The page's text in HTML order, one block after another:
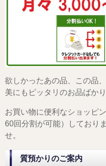
欲しかったあの品、この品
美にもピッタリのお品ばかり
お買い物に便利なショッピ
60回分割が可能）しており
せ。
質預かりのご案内